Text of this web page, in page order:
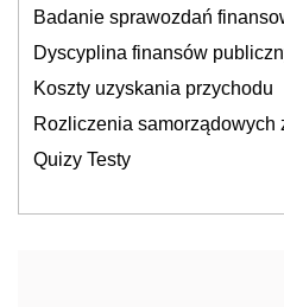
Badanie sprawozdań
Dyscyplina finansów
Koszty uzyskania przychodu
Rozliczenia samorządowych
Quizy Testy